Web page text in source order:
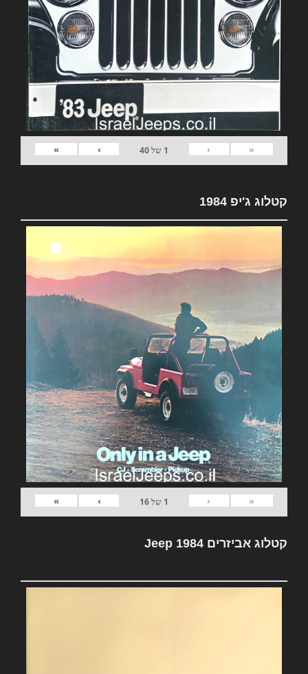
«
‹
1 של40
›
»
קטלוג ג'יפ 1984
«
‹
1 של16
›
»
קטלוג אביזרים Jeep 1984